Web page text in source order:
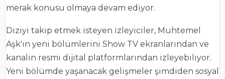
merak konusu olmaya devam ediyor.
Diziyi takip etmek isteyen izleyiciler, Muhtemel
Aşk'ın yeni bölümlerini Show TV ekranlarından ve
kanalın resmi dijital platformlarından izleyebiliyor.
Yeni bölümde yaşanacak gelişmeler şimdiden sosyal